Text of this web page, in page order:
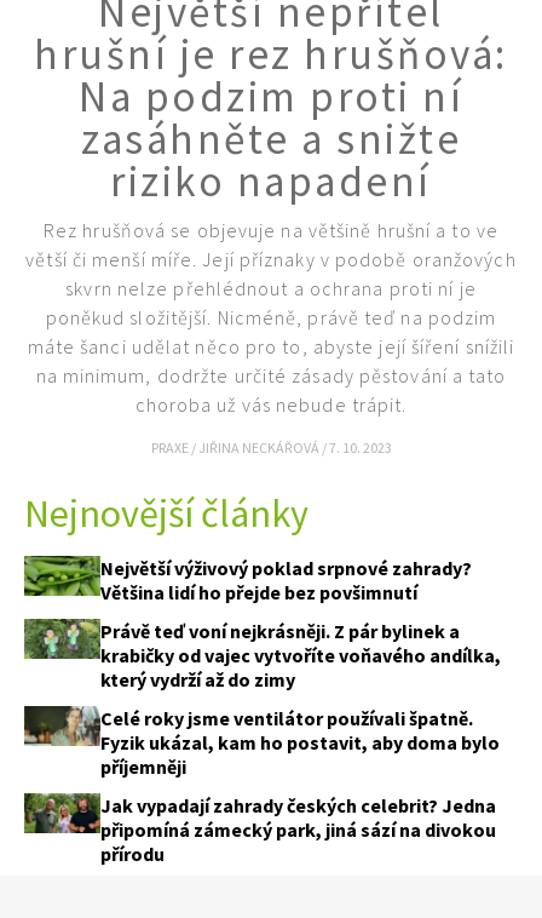
KVÍZY A TESTY
Naše krásná zahrada
Největší nepřítel
hrušní je rez hrušňová:
Na podzim proti ní
zasáhněte a snižte
riziko napadení
Rez hrušňová se objevuje na většině hrušní a to ve
větší či menší míře. Její příznaky v podobě oranžových
skvrn nelze přehlédnout a ochrana proti ní je
poněkud složitější. Nicméně, právě teď na podzim
máte šanci udělat něco pro to, abyste její šíření snížili
na minimum, dodržte určité zásady pěstování a tato
choroba už vás nebude trápit.
PRAXE / JIŘINA NECKÁŘOVÁ /7. 10. 2023
Nejnovější články
Největší výživový poklad srpnové zahrady?
Většina lidí ho přejde bez povšimnutí
Právě teď voní nejkrásněji. Z pár bylinek a
krabičky od vajec vytvoříte voňavého andílka,
který vydrží až do zimy
Celé roky jsme ventilátor používali špatně.
Fyzik ukázal, kam ho postavit, aby doma bylo
příjemněji
Jak vypadají zahrady českých celebrit? Jedna
připomíná zámecký park, jiná sází na divokou
přírodu